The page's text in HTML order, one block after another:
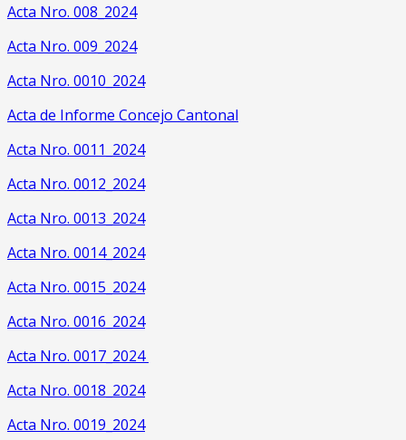
Acta Nro. 008_2024
Acta Nro. 009_2024
Acta Nro. 0010_2024
Acta de Informe Concejo Cantonal
Acta Nro. 0011_2024
Acta Nro. 0012_2024
Acta Nro. 0013_2024
Acta Nro. 0014_2024
Acta Nro. 0015_2024
Acta Nro. 0016_2024
Acta Nro. 0017_2024
Acta Nro. 0018_2024
Acta Nro. 0019_2024